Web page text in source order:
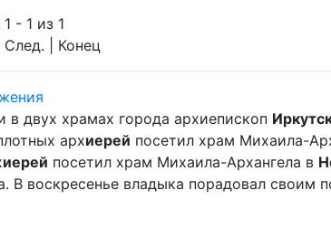
- 1 из 1
| След. | Конец
в двух храмах города архиепископ
архиерей посетил храм Михаила-
иерей посетил храм Михаила-Архангела в
В воскресенье владыка порадовал своим